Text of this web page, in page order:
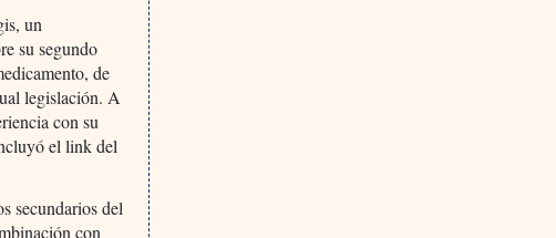
un
su segundo
de
legislación. A
con su
el link del
secundarios del
con